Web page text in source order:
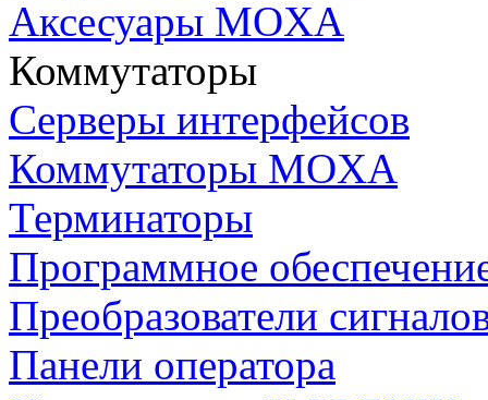
Аксесуары MOXA
Коммутаторы
Серверы интерфейсов
Коммутаторы MOXA
Терминаторы
Программное
Преобразователи
Панели оператора